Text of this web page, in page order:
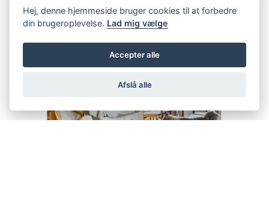
Hej, denne hjemmeside bruger cookies til at forbedre
din brugeroplevelse. Lad mig vælge
Accepter alle
Afslå alle